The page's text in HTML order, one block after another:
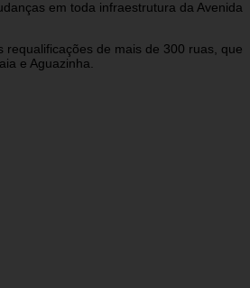
em toda infraestrutura da Avenida
de mais de 300 ruas, que
e Aguazinha.